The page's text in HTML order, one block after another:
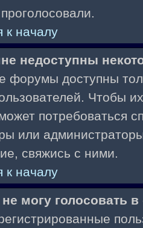
к началу
недоступны
форумы доступны
Чтобы
потребоваться
или
свяжись с ними.
к началу
могу голосовать